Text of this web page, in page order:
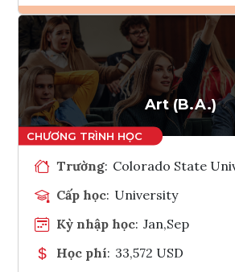
Ghi danh
Tham vấn
Art (B.A.)
Trường: Colorado State
Cấp học: University
Kỳ nhập học: Jan,Sep
Học phí: 33,572 USD